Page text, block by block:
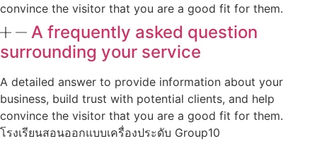
convince the visitor that you are a good fit for them.
A frequently asked question
surrounding your service
A detailed answer to provide information about your
business, build trust with potential clients, and help
convince the visitor that you are a good fit for them.
โรงเรียนสอนออกแบบเครื่องประดับ Group10